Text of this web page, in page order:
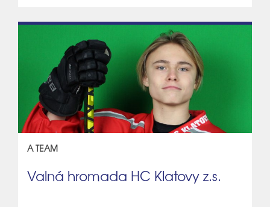
A TEAM
Valná hromada HC Klatovy z.s.